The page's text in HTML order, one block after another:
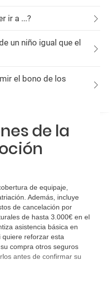
ir a ...?
un niño igual que el
el bono de los
de la
de equipaje,
Además, incluye
de cancelación por
de hasta 3.000€ en el
asistencia básica en
reforzar esta
compra otros seguros
antes de confirmar su